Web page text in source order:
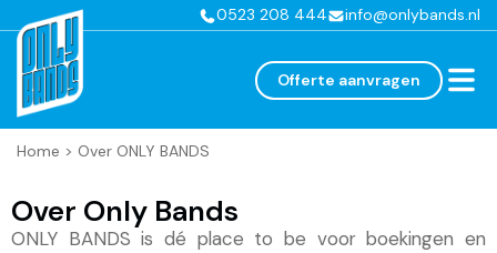
0523 208 444 info@onlybands.nl
Offerte aanvragen
Home > Over ONLY BANDS
Over Only Bands
ONLY BANDS is dé place to be voor boekingen en